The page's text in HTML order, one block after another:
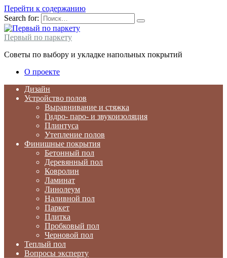
Перейти к содержанию
Search for:
Первый по паркету
Советы по выбору и укладке напольных покрытий
О проекте
Дизайн
Устройство полов
Выравнивание и стяжка
Гидро- паро- и звукоизоляция
Плинтуса
Утепление полов
Финишные покрытия
Бетонный пол
Деревянный пол
Ковролин
Ламинат
Линолеум
Наливной пол
Паркет
Плитка
Пробковый пол
Черновой пол
Теплый пол
Вопросы эксперту